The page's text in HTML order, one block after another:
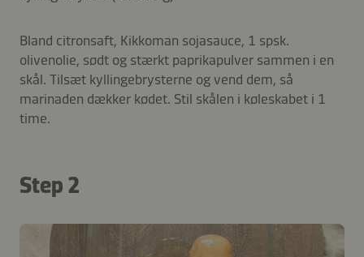
Bland citronsaft, Kikkoman sojasauce, 1 spsk.
olivenolie, sødt og stærkt paprikapulver sammen i en
skål. Tilsæt kyllingebrysterne og vend dem, så
marinaden dækker kødet. Stil skålen i køleskabet i 1
time.
Step 2